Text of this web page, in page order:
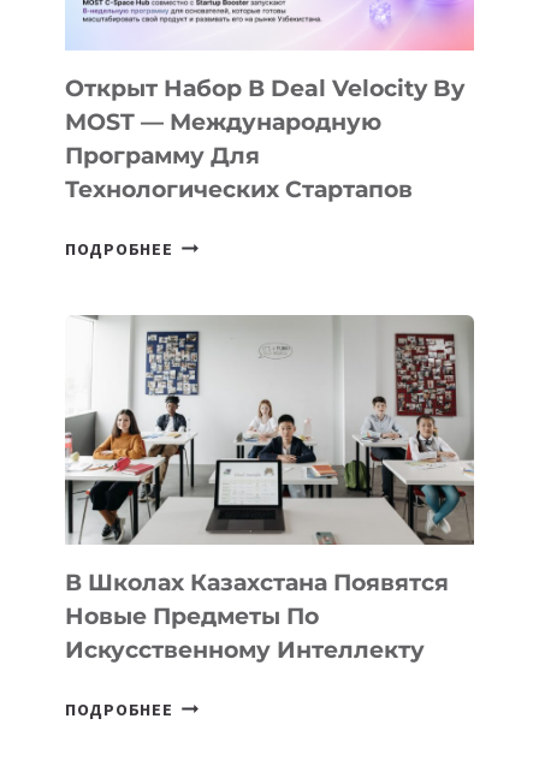
30
ПОДРОСТКАМ
БИЛЕТ
ПРЕДПРИНИМАТЕЛЬСТВО
Открыт Набор В Deal Velocity By
MOST — Международную
Программу Для
Технологических Стартапов
ПОДРОБНЕЕ ОТКРЫТ
DEAL
VELOCITY
BY
MOST
—
МЕЖДУНАРОДНУЮ
ПРОГРАММУ
ДЛЯ
ТЕХНОЛОГИЧЕСКИХ
В Школах Казахстана Появятся
Новые Предметы По
Искусственному Интеллекту
ПОДРОБНЕЕ В